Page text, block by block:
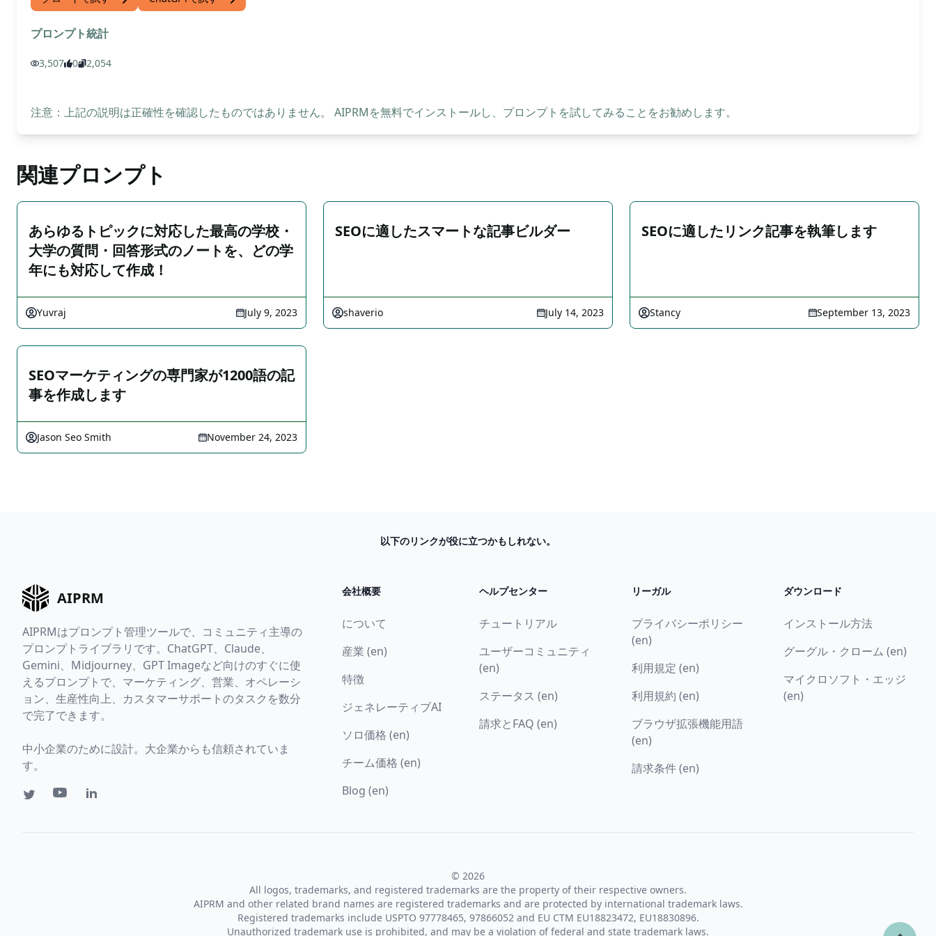
プロンプト統計
3,507 0 2,054
注意：上記の説明は正確性を確認したものではありません。 AIPRMを無料でインストールし、プロンプトを試してみることをお勧めします。
関連プロンプト
あらゆるトピックに対応した最高の学校・
大学の質問・回答形式のノートを、どの学
年にも対応して作成！
Yuvraj July 9, 2023
SEOに適したスマートな記事ビルダー
shaverio July 14, 2023
SEOに適したリンク記事を執筆します
Stancy September 13, 2023
SEOマーケティングの専門家が1200語の記
事を作成します
Jason Seo Smith November 24, 2023
以下のリンクが役に立つかもしれない。
AIPRM
AIPRMはプロンプト管理ツールで、コミュニティ主導の
プロンプトライブラリです。ChatGPT、Claude、
Gemini、Midjourney、GPT Imageなど向けのすぐに使
えるプロンプトで、マーケティング、営業、オペレーシ
ョン、生産性向上、カスタマーサポートのタスクを数分
で完了できます。
中小企業のために設計。大企業からも信頼されていま
す。
会社概要
について
産業 (en)
特徴
ジェネレーティブAI
ソロ価格 (en)
チーム価格 (en)
Blog (en)
ヘルプセンター
チュートリアル
ユーザーコミュニティ
(en)
ステータス (en)
請求とFAQ (en)
リーガル
プライバシーポリシー
(en)
利用規定 (en)
利用規約 (en)
ブラウザ拡張機能用語
(en)
請求条件 (en)
ダウンロード
インストール方法
グーグル・クローム (en)
マイクロソフト・エッジ
(en)
© 2026
All logos, trademarks, and registered trademarks are the property of their respective owners.
AIPRM and other related brand names are registered trademarks and are protected by international trademark laws.
Registered trademarks include USPTO 97778465, 97866052 and EU CTM EU18823472, EU18830896.
Unauthorized trademark use is prohibited, and may be a violation of federal and state trademark laws.